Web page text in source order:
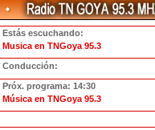
Estás escuchando:
Musica en TNGoya 95.3
Conducción:
Próx. programa: 14:30
Música en TNGoya 95.3